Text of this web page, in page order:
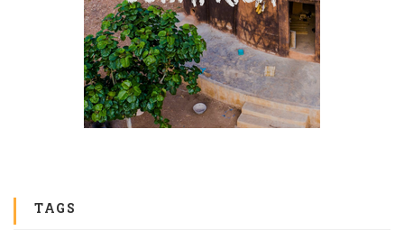
TAGS